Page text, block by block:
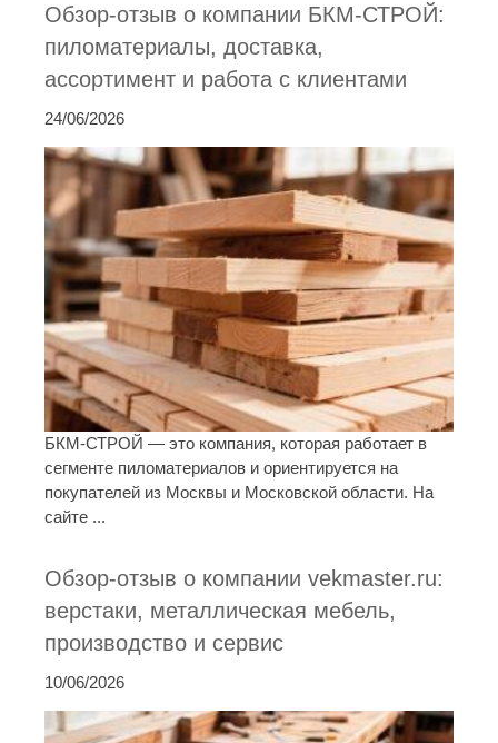
Обзор-отзыв о компании БКМ-СТРОЙ:
пиломатериалы, доставка,
ассортимент и работа с клиентами
24/06/2026
БКМ-СТРОЙ — это компания, которая работает в
сегменте пиломатериалов и ориентируется на
покупателей из Москвы и Московской области. На
сайте ...
Обзор-отзыв о компании vekmaster.ru:
верстаки, металлическая мебель,
производство и сервис
10/06/2026